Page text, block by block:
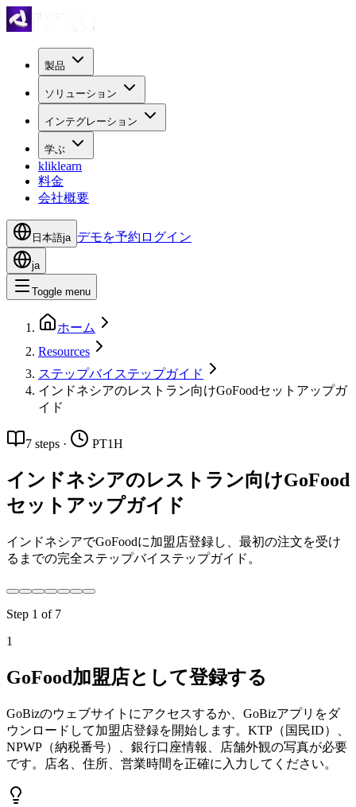
製品
ソリューション
インテグレーション
学ぶ
kliklearn
料金
会社概要
日本語ja デモを予約 ログイン
ja
Toggle menu
ホーム
Resources
ステップバイステップガイド
インドネシアのレストラン向けGoFoodセットアップガ
イド
7 steps · PT1H
インドネシアのレストラン向けGoFood
セットアップガイド
インドネシアでGoFoodに加盟店登録し、最初の注文を受け
るまでの完全ステップバイステップガイド。
Step 1 of 7
1
GoFood加盟店として登録する
GoBizのウェブサイトにアクセスするか、GoBizアプリをダ
ウンロードして加盟店登録を開始します。KTP（国民ID）、
NPWP（納税番号）、銀行口座情報、店舗外観の写真が必要
です。店名、住所、営業時間を正確に入力してください。